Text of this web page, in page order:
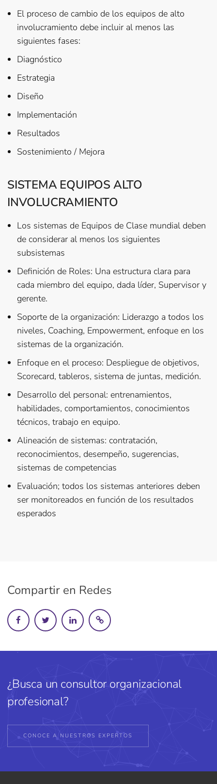
El proceso de cambio de los equipos de alto
involucramiento debe incluir al menos las
siguientes fases:
Diagnóstico
Estrategia
Diseño
Implementación
Resultados
Sostenimiento / Mejora
SISTEMA EQUIPOS ALTO
INVOLUCRAMIENTO
Los sistemas de Equipos de Clase mundial deben
de considerar al menos los siguientes
subsistemas
Definición de Roles: Una estructura clara para
cada miembro del equipo, dada líder, Supervisor y
gerente.
Soporte de la organización: Liderazgo a todos los
niveles, Coaching, Empowerment, enfoque en los
sistemas de la organización.
Enfoque en el proceso: Despliegue de objetivos,
Scorecard, tableros, sistema de juntas, medición.
Desarrollo del personal: entrenamientos,
habilidades, comportamientos, conocimientos
técnicos, trabajo en equipo.
Alineación de sistemas: contratación,
reconocimientos, desempeño, sugerencias,
sistemas de competencias
Evaluación; todos los sistemas anteriores deben
ser monitoreados en función de los resultados
esperados
Compartir en Redes
¿Busca un consultor organizacional
profesional?
CONOCE A NUESTROS EXPERTOS